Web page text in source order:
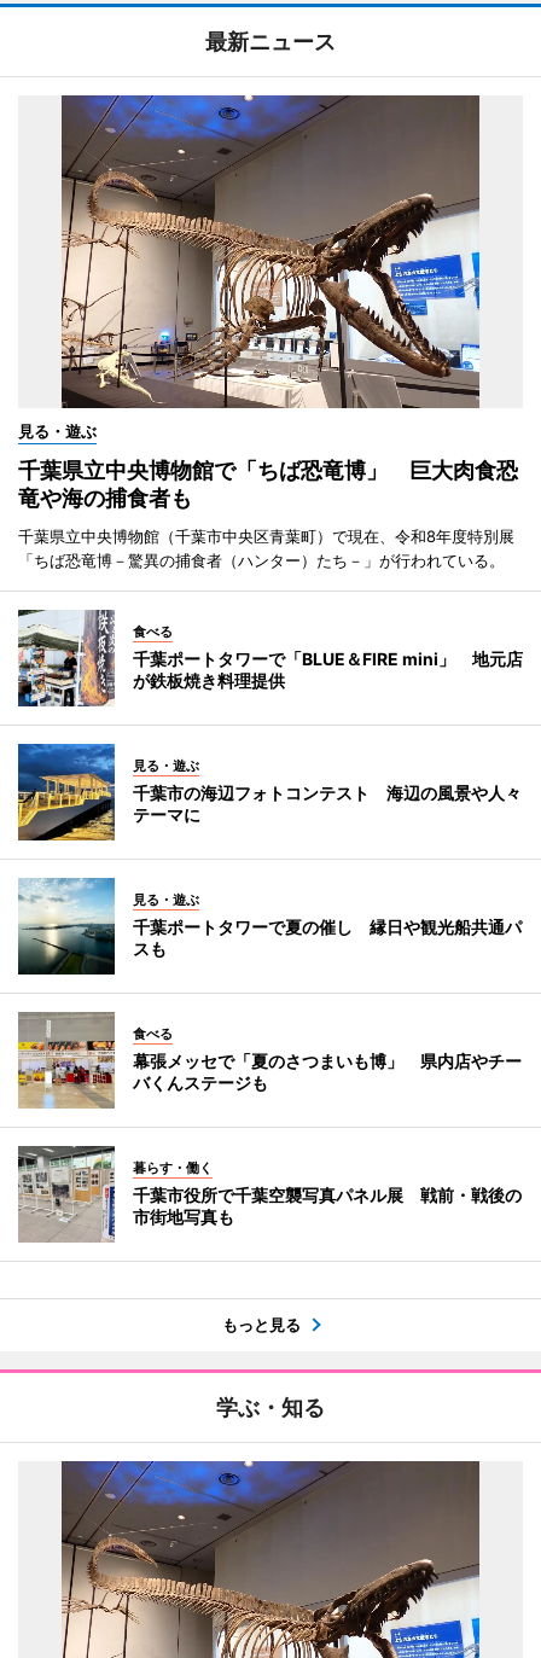
最新ニュース
見る・遊ぶ
千葉県立中央博物館で「ちば恐竜博」 巨大肉食恐
竜や海の捕食者も
千葉県立中央博物館（千葉市中央区青葉町）で現在、令和8年度特別展
「ちば恐竜博－驚異の捕食者（ハンター）たち－」が行われている。
食べる
千葉ポートタワーで「BLUE＆FIRE mini」 地元店
が鉄板焼き料理提供
見る・遊ぶ
千葉市の海辺フォトコンテスト 海辺の風景や人々
テーマに
見る・遊ぶ
千葉ポートタワーで夏の催し 縁日や観光船共通パ
スも
食べる
幕張メッセで「夏のさつまいも博」 県内店やチー
バくんステージも
暮らす・働く
千葉市役所で千葉空襲写真パネル展 戦前・戦後の
市街地写真も
もっと見る
学ぶ・知る